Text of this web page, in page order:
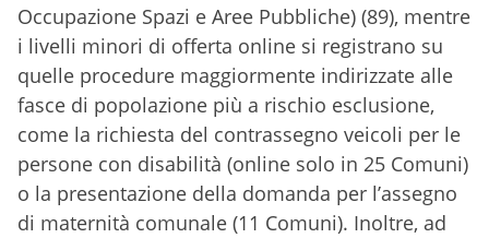
Occupazione Spazi e Aree Pubbliche) (89), mentre
i livelli minori di offerta online si registrano su
quelle procedure maggiormente indirizzate alle
fasce di popolazione più a rischio esclusione,
come la richiesta del contrassegno veicoli per le
persone con disabilità (online solo in 25 Comuni)
o la presentazione della domanda per l’assegno
di maternità comunale (11 Comuni). Inoltre, ad